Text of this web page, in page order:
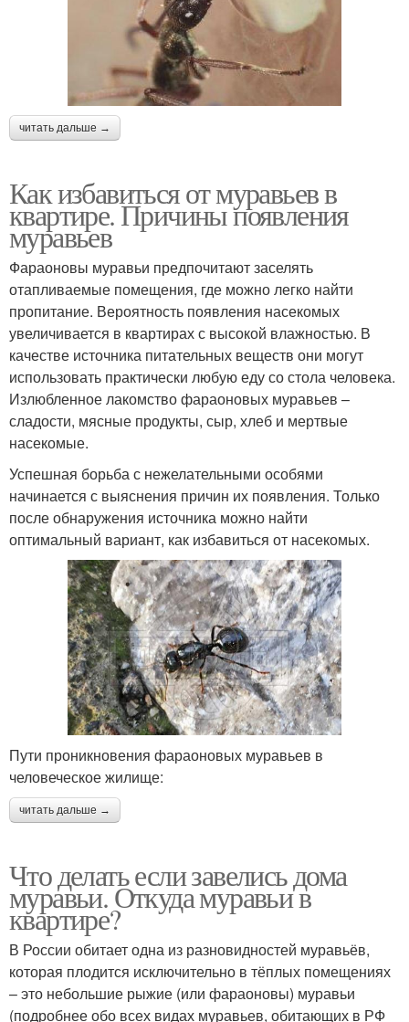
читать дальше →
Как избавиться от муравьев в
квартире. Причины появления
муравьев
Фараоновы муравьи предпочитают заселять
отапливаемые помещения, где можно легко найти
пропитание. Вероятность появления насекомых
увеличивается в квартирах с высокой влажностью. В
качестве источника питательных веществ они могут
использовать практически любую еду со стола человека.
Излюбленное лакомство фараоновых муравьев –
сладости, мясные продукты, сыр, хлеб и мертвые
насекомые.
Успешная борьба с нежелательными особями
начинается с выяснения причин их появления. Только
после обнаружения источника можно найти
оптимальный вариант, как избавиться от насекомых.
Пути проникновения фараоновых муравьев в
человеческое жилище:
читать дальше →
Что делать если завелись дома
муравьи. Откуда муравьи в
квартире?
В России обитает одна из разновидностей муравьёв,
которая плодится исключительно в тёплых помещениях
– это небольшие рыжие (или фараоновы) муравьи
(подробнее обо всех видах муравьев, обитающих в РФ